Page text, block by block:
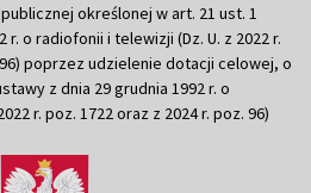
określonej w art. 21 ust. 1
r. o radiofonii i telewizji (Dz. U. z 2022 r.
poprzez udzielenie dotacji celowej, o
z dnia 29 grudnia 1992 r. o
r. poz. 1722 oraz z 2024 r. poz. 96)